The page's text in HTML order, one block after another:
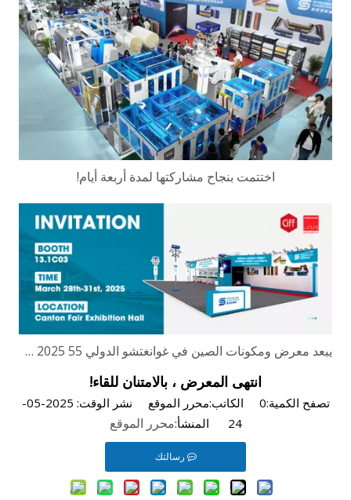
اختتمت بنجاح مشاركتها لمدة أربعة أيام!
يبعد معرض ومكونات الصين في غوانغتشو الدولي 55 2025 معرض ومكونات الأثاث الدولي على بعد يومين فقط!
انتهى المعرض ، بالامتنان للقاء!
تصفح الكمية:0
الكاتب:محرر الموقع نشر الوقت: 2025-05-
24 المنشأ:
محرر الموقع
رسالتك